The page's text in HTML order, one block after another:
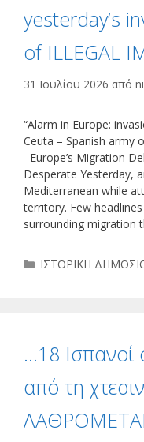
yesterday’s
of ILLEGAL
31 Ιουλίου 2026 από
“Alarm in Europe:
Ceuta – Spanish army
Europe’s Migration
Desperate Yesterday,
Mediterranean while
territory. Few
surrounding migration
Κατηγορίες
ΙΣΤΟΡΙΚΗ
…18 Ισπανοί
από τη